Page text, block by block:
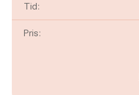
Tid:
Pris: